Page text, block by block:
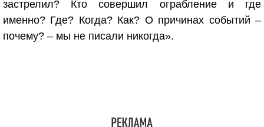
застрелил? Кто совершил ограбление и где
именно? Где? Когда? Как? О причинах событий –
почему? – мы не писали никогда».